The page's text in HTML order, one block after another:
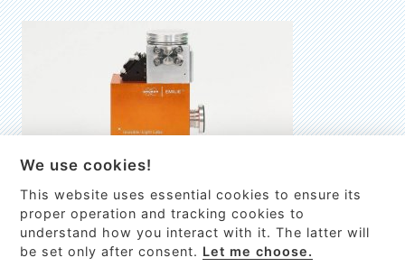
EMILIE
První nano-elektro-mechanický (NEMS) FTIR analyzátor
We use cookies!
This website uses essential cookies to ensure its
proper operation and tracking cookies to
understand how you interact with it. The latter will
be set only after consent. Let me choose.